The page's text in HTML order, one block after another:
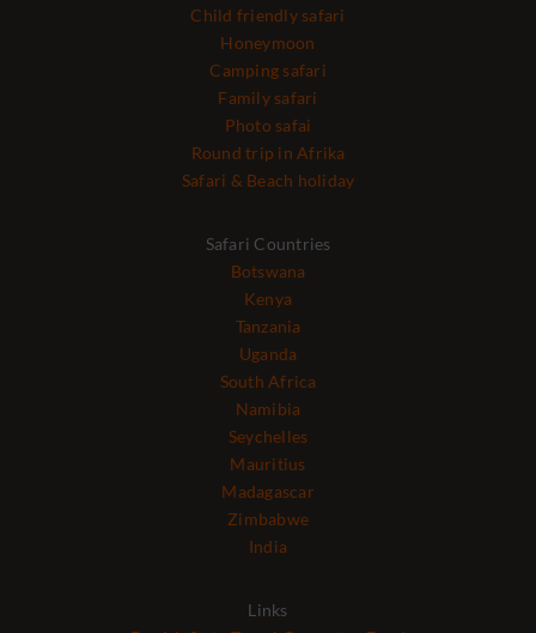
Child friendly safari
Honeymoon
Camping safari
Family safari
Photo safai
Round trip in Afrika
Safari & Beach holiday
Safari Countries
Botswana
Kenya
Tanzania
Uganda
South Africa
Namibia
Seychelles
Mauritius
Madagascar
Zimbabwe
India
Links